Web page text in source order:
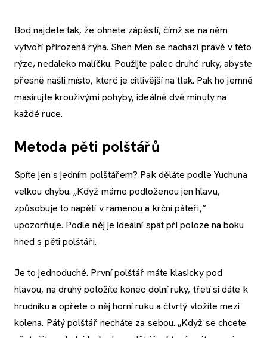
Bod najdete tak, že ohnete zápěstí, čímž se na něm
vytvoří přirozená rýha. Shen Men se nachází právě v této
rýze, nedaleko malíčku. Použijte palec druhé ruky, abyste
přesně našli místo, které je citlivější na tlak. Pak ho jemně
masírujte krouživými pohyby, ideálně dvě minuty na
každé ruce.
Metoda pěti polštářů
Spíte jen s jedním polštářem? Pak děláte podle Yuchuna
velkou chybu. „Když máme podloženou jen hlavu,
způsobuje to napětí v ramenou a krční páteři,“
upozorňuje. Podle něj je ideální spát při poloze na boku
hned s pěti polštáři.
Je to jednoduché. První polštář máte klasicky pod
hlavou, na druhý položíte konec dolní ruky, třetí si dáte k
hrudníku a opřete o něj horní ruku a čtvrtý vložíte mezi
kolena. Pátý polštář necháte za sebou. „Když se chcete